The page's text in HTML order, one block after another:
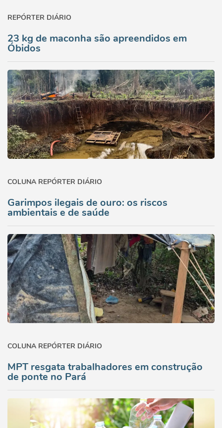
REPÓRTER DIÁRIO
23 kg de maconha são apreendidos em
Óbidos
COLUNA REPÓRTER DIÁRIO
Garimpos ilegais de ouro: os riscos
ambientais e de saúde
COLUNA REPÓRTER DIÁRIO
MPT resgata trabalhadores em construção
de ponte no Pará